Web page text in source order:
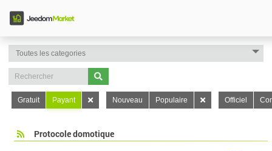
Gratuit Payant Nouveau Populaire Officiel
Protocole domotique